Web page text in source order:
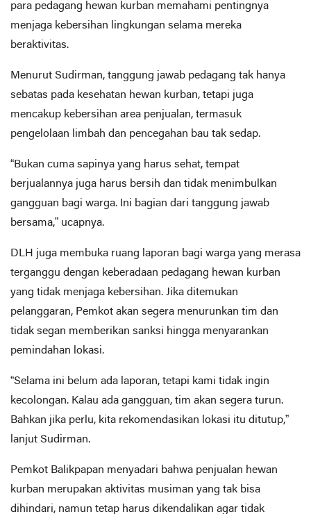
para pedagang hewan kurban memahami pentingnya
menjaga kebersihan lingkungan selama mereka
beraktivitas.
Menurut Sudirman, tanggung jawab pedagang tak hanya
sebatas pada kesehatan hewan kurban, tetapi juga
mencakup kebersihan area penjualan, termasuk
pengelolaan limbah dan pencegahan bau tak sedap.
“Bukan cuma sapinya yang harus sehat, tempat
berjualannya juga harus bersih dan tidak menimbulkan
gangguan bagi warga. Ini bagian dari tanggung jawab
bersama,” ucapnya.
DLH juga membuka ruang laporan bagi warga yang merasa
terganggu dengan keberadaan pedagang hewan kurban
yang tidak menjaga kebersihan. Jika ditemukan
pelanggaran, Pemkot akan segera menurunkan tim dan
tidak segan memberikan sanksi hingga menyarankan
pemindahan lokasi.
“Selama ini belum ada laporan, tetapi kami tidak ingin
kecolongan. Kalau ada gangguan, tim akan segera turun.
Bahkan jika perlu, kita rekomendasikan lokasi itu ditutup,”
lanjut Sudirman.
Pemkot Balikpapan menyadari bahwa penjualan hewan
kurban merupakan aktivitas musiman yang tak bisa
dihindari, namun tetap harus dikendalikan agar tidak